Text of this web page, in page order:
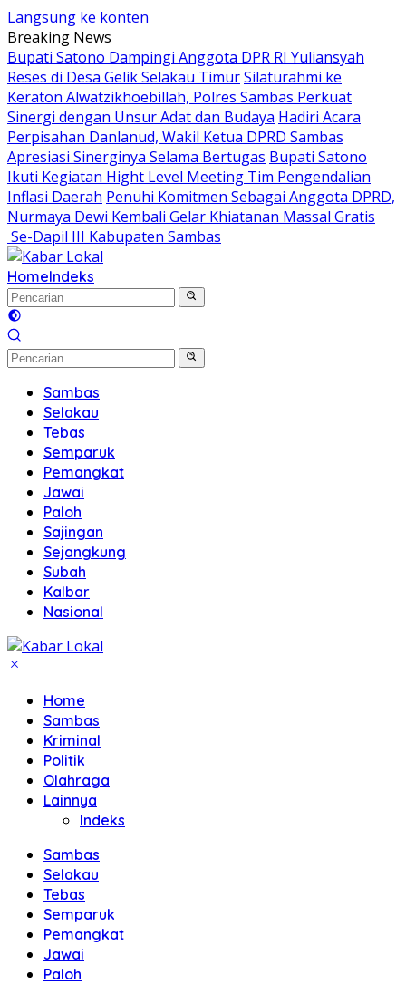
Langsung ke konten
Breaking News
Bupati Satono Dampingi Anggota DPR RI Yuliansyah
Reses di Desa Gelik Selakau TimurSilaturahmi ke
Keraton Alwatzikhoebillah, Polres Sambas Perkuat
Sinergi dengan Unsur Adat dan Budaya Hadiri Acara
Perpisahan Danlanud, Wakil Ketua DPRD Sambas
Apresiasi Sinerginya Selama Bertugas Bupati Satono
Ikuti Kegiatan Hight Level Meeting Tim Pengendalian
Inflasi Daerah Penuhi Komitmen Sebagai Anggota DPRD,
Nurmaya Dewi Kembali Gelar Khiatanan Massal Gratis
Se-Dapil III Kabupaten Sambas
HomeIndeks
Sambas
Selakau
Tebas
Semparuk
Pemangkat
Jawai
Paloh
Sajingan
Sejangkung
Subah
Kalbar
Nasional
Home
Sambas
Kriminal
Politik
Olahraga
Lainnya
Indeks
Sambas
Selakau
Tebas
Semparuk
Pemangkat
Jawai
Paloh